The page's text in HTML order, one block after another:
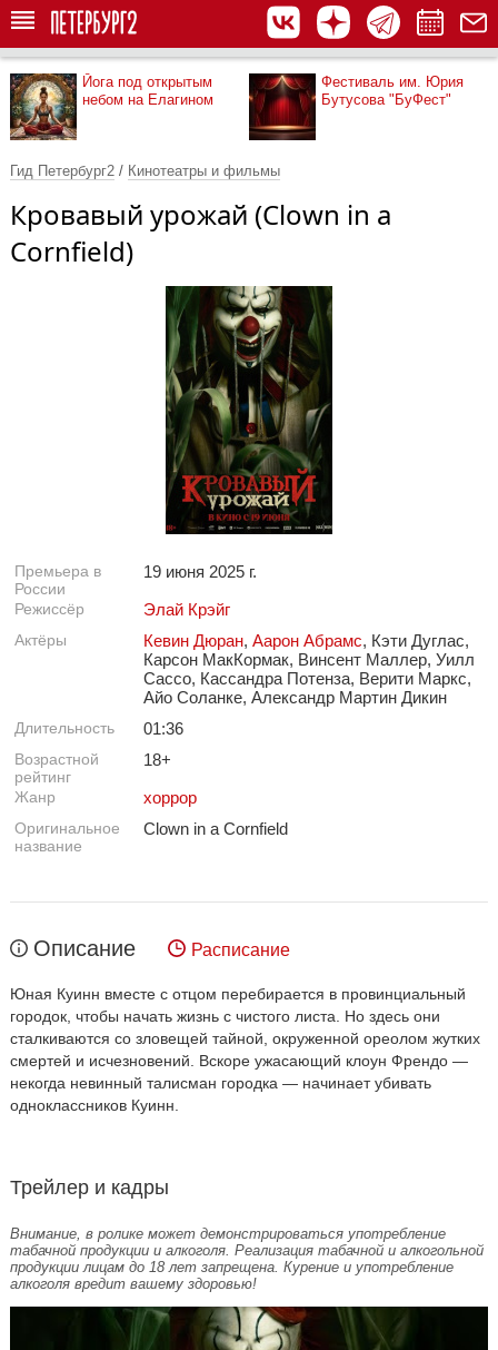
Йога под открытым
небом на Елагином
Фестиваль им. Юрия
Бутусова "БуФест"
Гид Петербург2 / Кинотеатры и фильмы
Кровавый урожай (Clown in a
Cornfield)
Премьера в
России
19 июня 2025 г.
Режиссёр Элай Крэйг
Актёры Кевин Дюран, Аарон Абрамс, Кэти Дуглас,
Карсон МакКормак, Винсент Маллер, Уилл
Сассо, Кассандра Потенза, Верити Маркс,
Айо Соланке, Александр Мартин Дикин
Длительность 01:36
Возрастной
рейтинг
18+
Жанр хоррор
Оригинальное
название
Clown in a Cornfield
Описание Расписание
Юная Куинн вместе с отцом перебирается в провинциальный
городок, чтобы начать жизнь с чистого листа. Но здесь они
сталкиваются со зловещей тайной, окруженной ореолом жутких
смертей и исчезновений. Вскоре ужасающий клоун Френдо —
некогда невинный талисман городка — начинает убивать
одноклассников Куинн.
Трейлер и кадры
Внимание, в ролике может демонстрироваться употребление
табачной продукции и алкоголя. Реализация табачной и алкогольной
продукции лицам до 18 лет запрещена. Курение и употребление
алкоголя вредит вашему здоровью!